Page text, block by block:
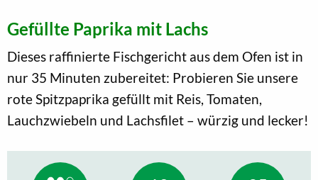
Gefüllte Paprika mit Lachs
Dieses raffinierte Fischgericht aus dem Ofen ist in
nur 35 Minuten zubereitet: Probieren Sie unsere
rote Spitzpaprika gefüllt mit Reis, Tomaten,
Lauchzwiebeln und Lachsfilet – würzig und lecker!